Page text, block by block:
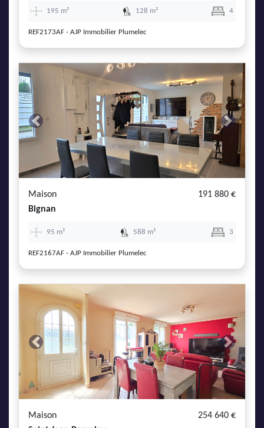
195 m² 128 m² 4
REF2173AF - AJP Immobilier Plumelec
Previous Next
Maison
191 880 €
Bignan
95 m² 588 m² 3
REF2167AF - AJP Immobilier Plumelec
Previous Next
Maison
254 640 €